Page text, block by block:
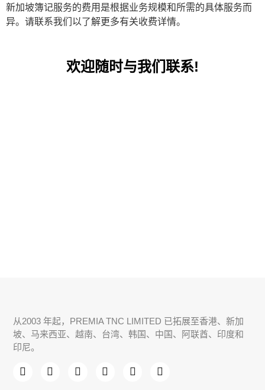
新加坡簿记服务的费用是根据业务规模和所需的具体服务而
异。请联系我们以了解更多有关收费详情。
欢迎随时与我们联系!
从2003 年起，PREMIA TNC LIMITED 已拓展至香港、新加
坡、马来西亚、越南、台湾、韩国、中国、 阿联酋、印度和
印尼。